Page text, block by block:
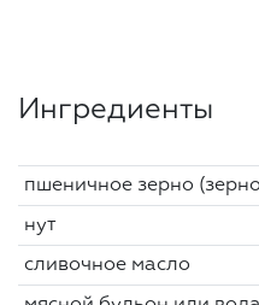
Ингредиенты
пшеничное зерно
нут
сливочное масло